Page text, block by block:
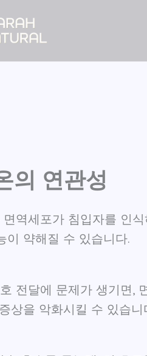
의 연관성
면역세포가 침입자를 인
이 약해질 수 있습니다.
전달에 문제가 생기면,
상을 악화시킬 수 있습니